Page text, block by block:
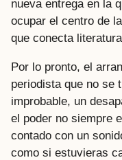
nueva entrega en la
ocupar el centro de
que conecta
Por lo pronto, el
periodista que no se
improbable, un
el poder no siempre
contado con un
como si estuvieras